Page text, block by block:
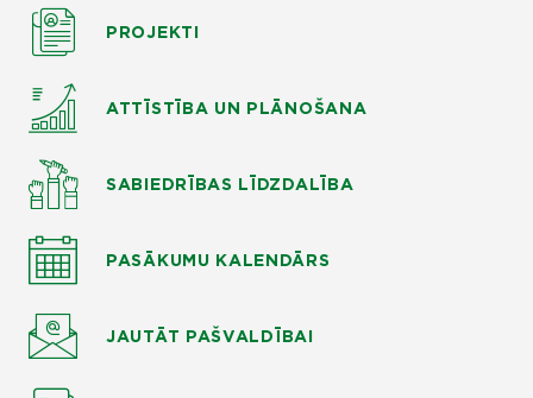
PROJEKTI
ATTĪSTĪBA UN PLĀNOŠANA
SABIEDRĪBAS LĪDZDALĪBA
PASĀKUMU KALENDĀRS
JAUTĀT PAŠVALDĪBAI